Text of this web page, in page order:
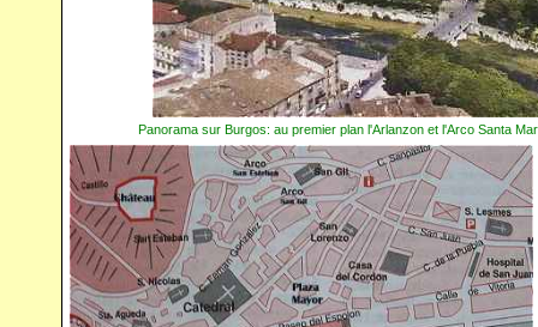
Panorama sur Burgos: au premier plan l'Arlanzon et l'Arco Santa